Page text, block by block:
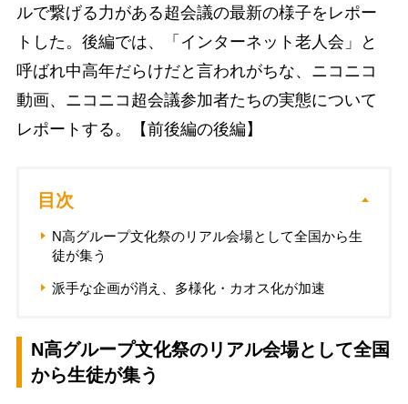
ルで繋げる力がある超会議の最新の様子をレポー
トした。後編では、「インターネット老人会」と
呼ばれ中高年だらけだと言われがちな、ニコニコ
動画、ニコニコ超会議参加者たちの実態について
レポートする。【前後編の後編】
目次
N高グループ文化祭のリアル会場として全国から生
徒が集う
派手な企画が消え、多様化・カオス化が加速
N高グループ文化祭のリアル会場として全国
から生徒が集う